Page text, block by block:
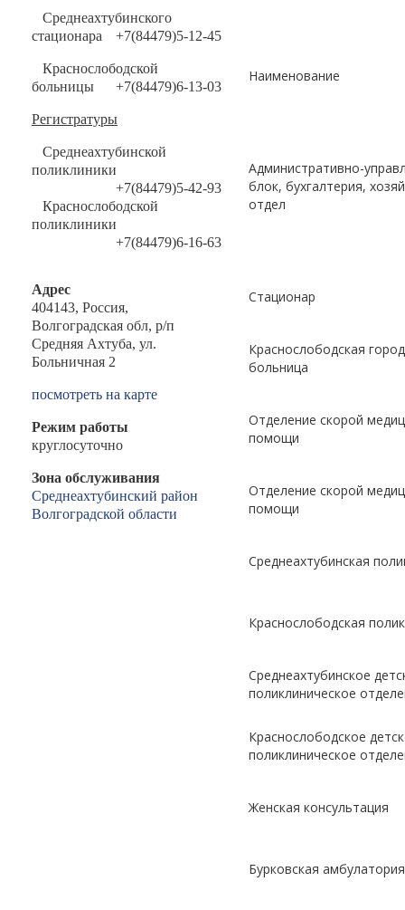
Среднеахтубинского
стационара
+7(84479)5-12-45
Краснослободской
больницы
+7(84479)6-13-03
Регистратуры
Среднеахтубинской
поликлиники
+7(84479)5-42-93
Краснослободской
поликлиники
+7(84479)6-16-63
Адрес
404143, Россия,
Волгоградская обл, р/п
Средняя Ахтуба, ул.
Больничная 2
посмотреть на карте
Режим работы
круглосуточно
Зона обслуживания
Среднеахтубинский район
Волгоградской области
Наименование
Административно-
блок, бухгалтерия,
отдел
Стационар
Краснослободская
больница
Отделение скорой
помощи
Отделение скорой
помощи
Среднеахтубинская
Краснослободская
Среднеахтубинское
поликлиническое
Краснослободское
поликлиническое
Женская консультация
Бурковская амбулатория